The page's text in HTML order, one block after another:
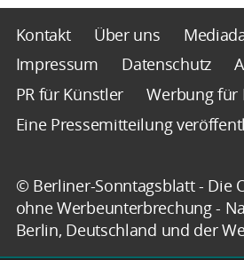
Kontakt Über uns
Impressum
Datenschutz
PR für Künstler
Werbung für
Eine Pressemitteilung
© Berliner-Sonntagsblatt - Die
ohne Werbeunterbrechung -
Berlin, Deutschland und der